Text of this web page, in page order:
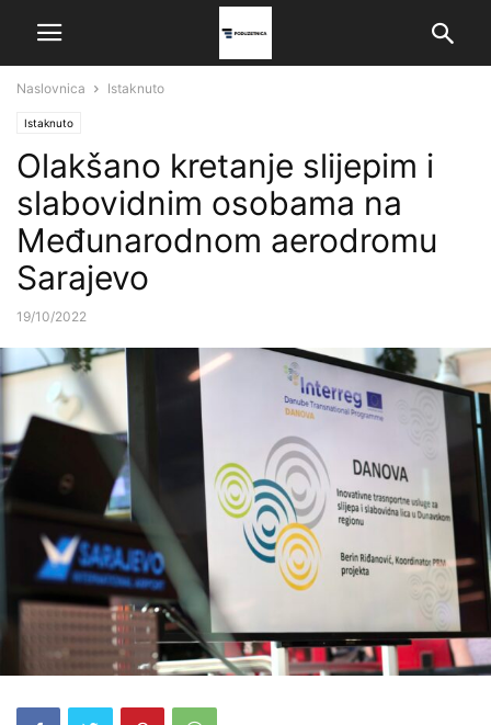
Naslovnica Istaknuto
Istaknuto
Olakšano kretanje slijepim i
slabovidnim osobama na
Međunarodnom aerodromu
Sarajevo
19/10/2022